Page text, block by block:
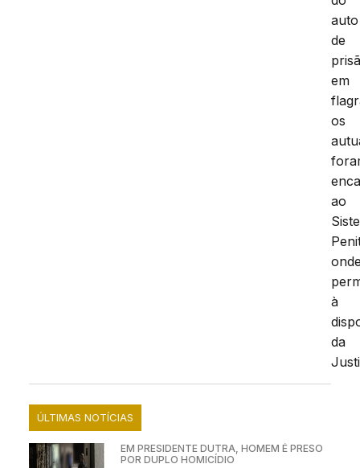
auto
de
em
os
ao
à
da
ÚLTIMAS NOTÍCIAS
EM PRESIDENTE DUTRA, HOMEM É PRESO
POR DUPLO HOMICÍDIO